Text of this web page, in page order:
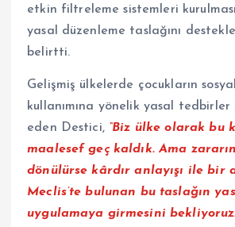
etkin filtreleme sistemleri
yasal düzenleme taslağını
belirtti.
Gelişmiş ülkelerde çocukların
kullanımına yönelik yasal tedbirler
eden Destici, “Biz ülke olarak bu
maalesef geç kaldık. Ama
dönülürse kârdır anlayışı ile bir
Meclis’te bulunan bu taslağın
uygulamaya girmesini